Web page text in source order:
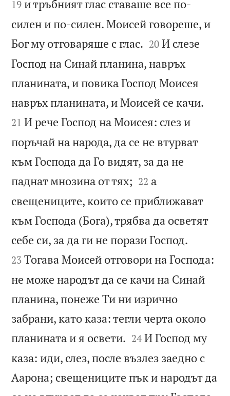
19 и тръбният глас ставаше все по-
силен и по-силен. Моисей говореше, и
Бог му отговаряше с глас. 

20 И слезе
Господ на Синай планина, навръх
планината, и повика Господ Моисея
навръх планината, и Моисей се качи.
21 И рече Господ на Моисея: слез и
поръчай на народа, да се не втурват
към Господа да Го видят, за да не
паднат мнозина от тях; 

22 а
свещениците, които се приближават
към Господа (Бога), трябва да осветят
себе си, за да ги не порази Господ.
23 Тогава Моисей отговори на Господа:
не може народът да се качи на Синай
планина, понеже Ти ни изрично
забрани, като каза: тегли черта около
планината и я освети. 

24 И Господ му
каза: иди, слез, после възлез заедно с
Аарона; свещениците пък и народът да